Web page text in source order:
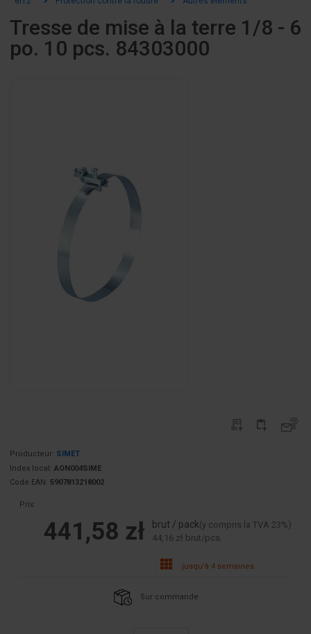
Tresse de mise à la terre 1/8 - 6
po. 10 pcs. 84303000
Producteur: SIMET
Index local: AON004SIME
Code EAN: 5907813218002
Prix:
441,58 zł brut / pack(y compris la TVA 23%)
44,16 zł brut/pcs.
jusqu'à 4 semaines
Sur commande